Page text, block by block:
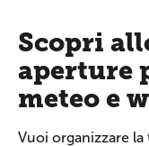
Scopri
aperture
meteo e
Vuoi organizzare la